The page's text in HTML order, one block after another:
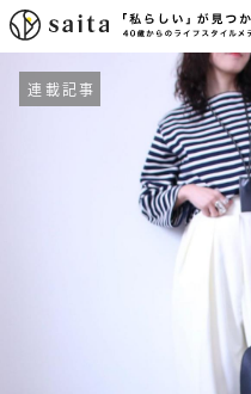
連載記事